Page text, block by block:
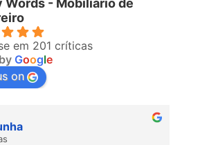
Words - Mobiliário de
em 201 críticas
Google
on